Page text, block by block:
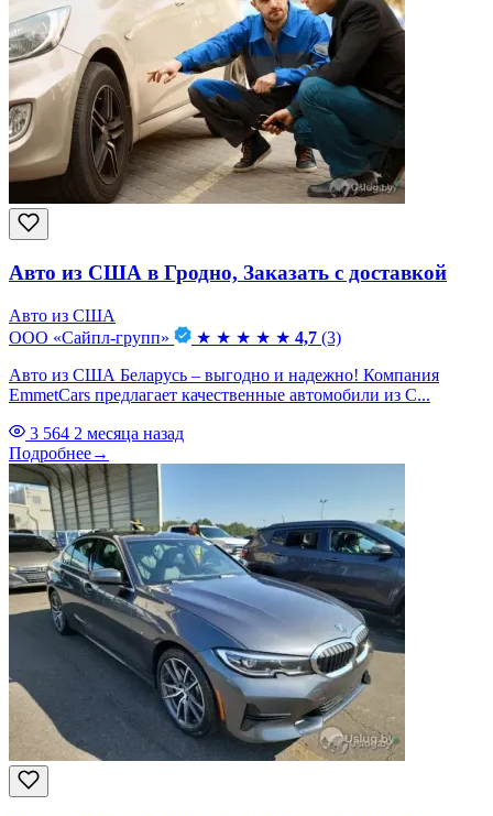
Авто из США в Гродно, Заказать с доставкой
Авто из США
ООО «Сайпл-групп»
★ ★ ★ ★ ★ 4,7 (3)
Авто из США Беларусь – выгодно и надежно! Компания
EmmetCars предлагает качественные автомобили из С...
3 564 2 месяца назад
Подробнее→